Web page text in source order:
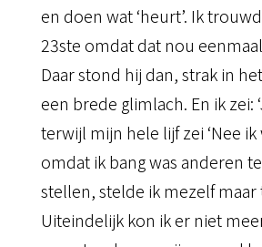
en doen wat ‘heurt’. Ik
23ste omdat dat nou
Daar stond hij dan, strak in
een brede glimlach. En ik zei:
terwijl mijn hele lijf zei ‘Nee ik
omdat ik bang was anderen
stellen, stelde ik mezelf maar
Uiteindelijk kon ik er niet